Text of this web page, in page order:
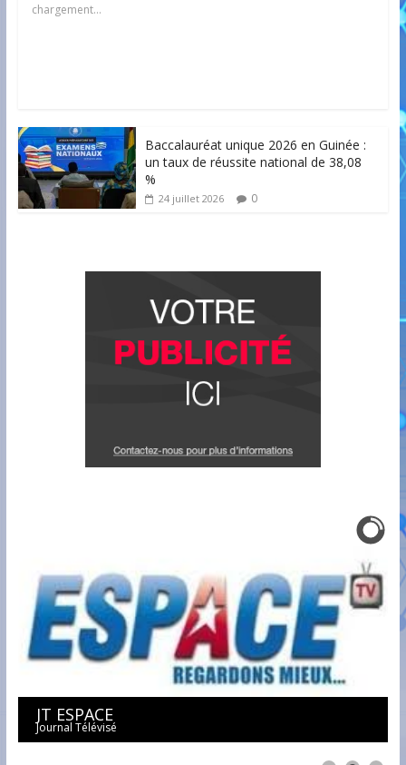
chargement…
Baccalauréat unique 2026 en Guinée :
un taux de réussite national de 38,08
%
24 juillet 2026 0
JT ESPACE
Journal Télévisé